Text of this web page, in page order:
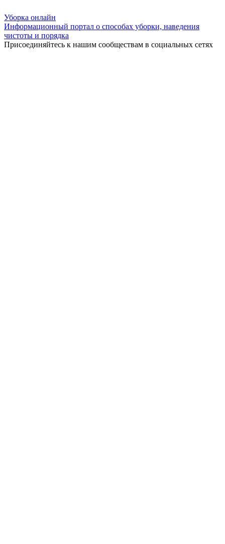
Уборка онлайн
Информационный портал о способах уборки, наведения
чистоты и порядка
Присоединяйтесь к нашим сообществам в социальных сетях